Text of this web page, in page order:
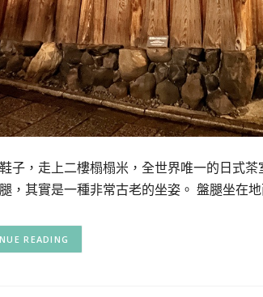
子，走上二樓榻榻米，全世界唯一的日式
，其實是一種非常古老的坐姿。 盤腿坐在
READING